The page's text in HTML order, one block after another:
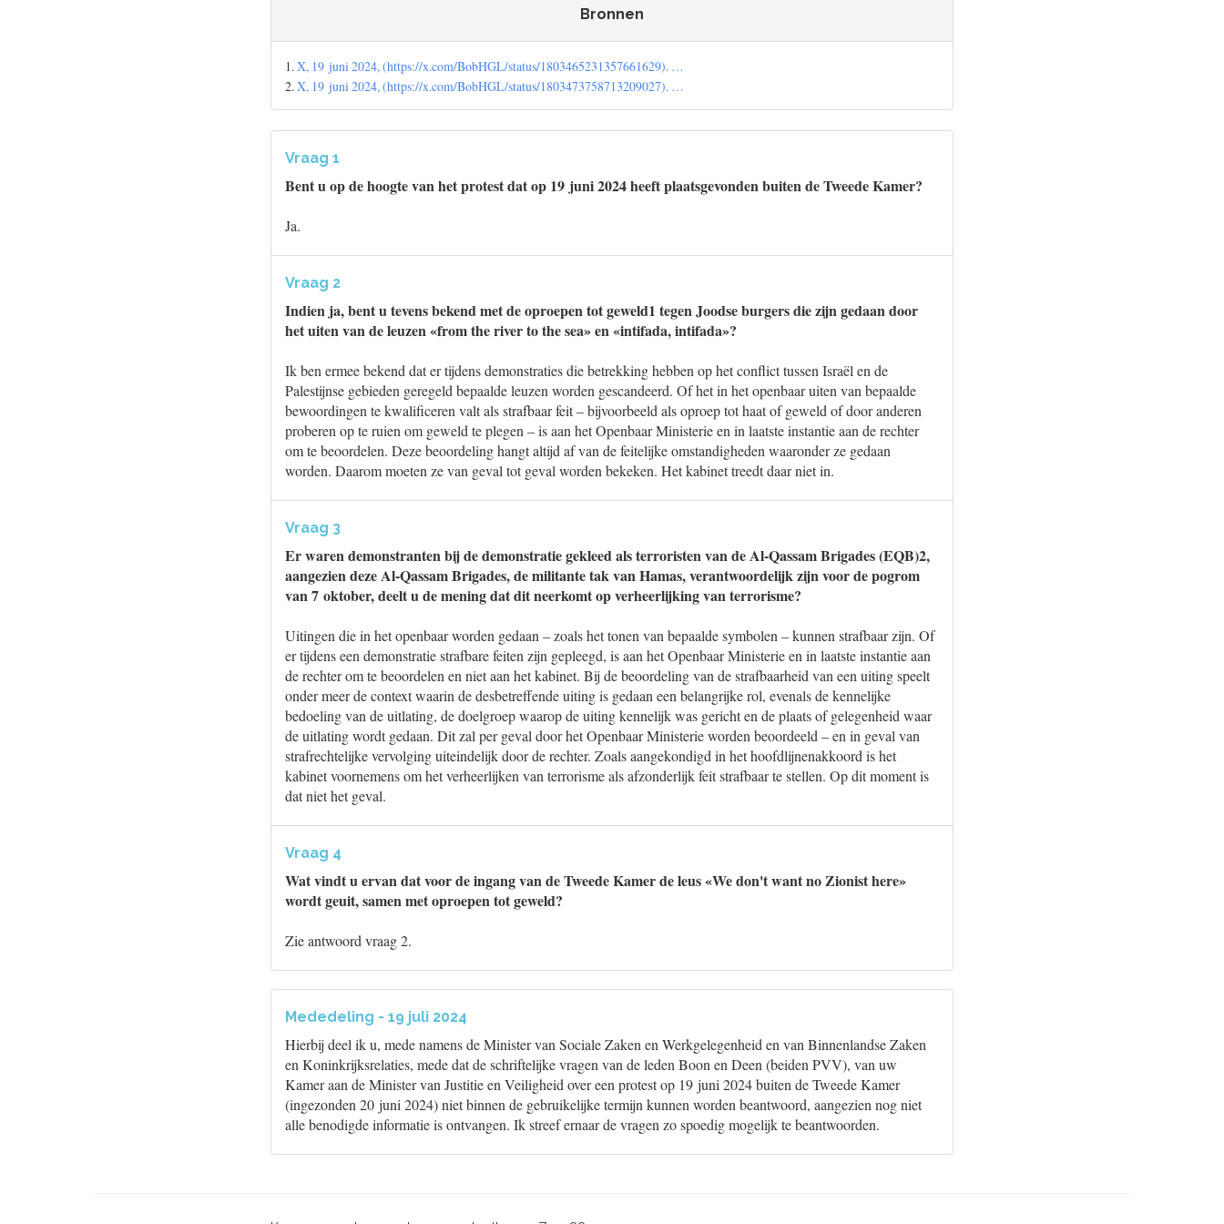
Bronnen
1.X, 19 juni 2024, (https://x.com/BobHGL/status/1803465231357661629). …
2.X, 19 juni 2024, (https://x.com/BobHGL/status/1803473758713209027). …
Vraag 1
Bent u op de hoogte van het protest dat op 19 juni 2024 heeft plaatsgevonden buiten de Tweede Kamer?
Ja.
Vraag 2
Indien ja, bent u tevens bekend met de oproepen tot geweld1 tegen Joodse burgers die zijn gedaan door
het uiten van de leuzen «from the river to the sea» en «intifada, intifada»?
Ik ben ermee bekend dat er tijdens demonstraties die betrekking hebben op het conflict tussen Israël en de
Palestijnse gebieden geregeld bepaalde leuzen worden gescandeerd. Of het in het openbaar uiten van bepaalde
bewoordingen te kwalificeren valt als strafbaar feit – bijvoorbeeld als oproep tot haat of geweld of door anderen
proberen op te ruien om geweld te plegen – is aan het Openbaar Ministerie en in laatste instantie aan de rechter
om te beoordelen. Deze beoordeling hangt altijd af van de feitelijke omstandigheden waaronder ze gedaan
worden. Daarom moeten ze van geval tot geval worden bekeken. Het kabinet treedt daar niet in.
Vraag 3
Er waren demonstranten bij de demonstratie gekleed als terroristen van de Al-Qassam Brigades (EQB)2,
aangezien deze Al-Qassam Brigades, de militante tak van Hamas, verantwoordelijk zijn voor de pogrom
van 7 oktober, deelt u de mening dat dit neerkomt op verheerlijking van terrorisme?
Uitingen die in het openbaar worden gedaan – zoals het tonen van bepaalde symbolen – kunnen strafbaar zijn. Of
er tijdens een demonstratie strafbare feiten zijn gepleegd, is aan het Openbaar Ministerie en in laatste instantie aan
de rechter om te beoordelen en niet aan het kabinet. Bij de beoordeling van de strafbaarheid van een uiting speelt
onder meer de context waarin de desbetreffende uiting is gedaan een belangrijke rol, evenals de kennelijke
bedoeling van de uitlating, de doelgroep waarop de uiting kennelijk was gericht en de plaats of gelegenheid waar
de uitlating wordt gedaan. Dit zal per geval door het Openbaar Ministerie worden beoordeeld – en in geval van
strafrechtelijke vervolging uiteindelijk door de rechter. Zoals aangekondigd in het hoofdlijnenakkoord is het
kabinet voornemens om het verheerlijken van terrorisme als afzonderlijk feit strafbaar te stellen. Op dit moment is
dat niet het geval.
Vraag 4
Wat vindt u ervan dat voor de ingang van de Tweede Kamer de leus «We don't want no Zionist here»
wordt geuit, samen met oproepen tot geweld?
Zie antwoord vraag 2.
Mededeling - 19 juli 2024
Hierbij deel ik u, mede namens de Minister van Sociale Zaken en Werkgelegenheid en van Binnenlandse Zaken
en Koninkrijksrelaties, mede dat de schriftelijke vragen van de leden Boon en Deen (beiden PVV), van uw
Kamer aan de Minister van Justitie en Veiligheid over een protest op 19 juni 2024 buiten de Tweede Kamer
(ingezonden 20 juni 2024) niet binnen de gebruikelijke termijn kunnen worden beantwoord, aangezien nog niet
alle benodigde informatie is ontvangen. Ik streef ernaar de vragen zo spoedig mogelijk te beantwoorden.